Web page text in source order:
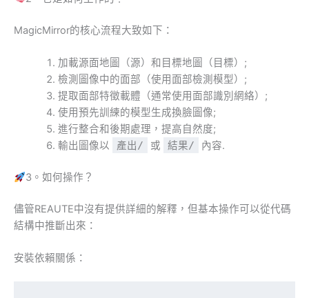
MagicMirror的核心流程大致如下：
加載源面地圖（源）和目標地圖（目標）;
檢測圖像中的面部（使用面部檢測模型）;
提取面部特徵載體（通常使用面部識別網絡）;
使用預先訓練的模型生成換臉圖像;
進行整合和後期處理，提高自然度;
輸出圖像以
產出/ 或 結果/ 內容.
3。如何操作？
儘管REAUTE中沒有提供詳細的解釋，但基本操作可以從代碼
結構中推斷出來：
安裝依賴關係：